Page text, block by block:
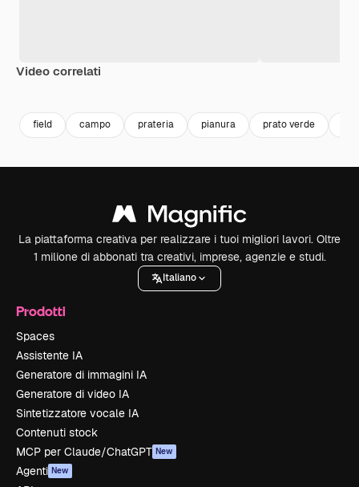
Video correlati
field campo prateria pianura prato verde
La piattaforma creativa per realizzare i tuoi migliori lavori. Oltre
1 milione di abbonati tra creativi, imprese, agenzie e studi.
Italiano
Prodotti
Spaces
Assistente IA
Generatore di immagini IA
Generatore di video IA
Sintetizzatore vocale IA
Contenuti stock
MCP per Claude/ChatGPT New
Agenti New